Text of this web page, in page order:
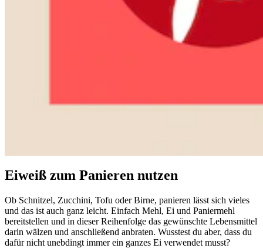
Eiweiß zum Panieren nutzen
Ob Schnitzel, Zucchini, Tofu oder Birne, panieren lässt sich vieles
und das ist auch ganz leicht. Einfach Mehl, Ei und Paniermehl
bereitstellen und in dieser Reihenfolge das gewünschte Lebensmittel
darin wälzen und anschließend anbraten. Wusstest du aber, dass du
dafür nicht unebdingt immer ein ganzes Ei verwendet musst?